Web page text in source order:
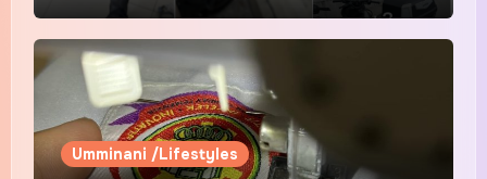
Umminani /Lifestyles